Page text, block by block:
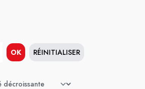
OK RÉINITIALISER